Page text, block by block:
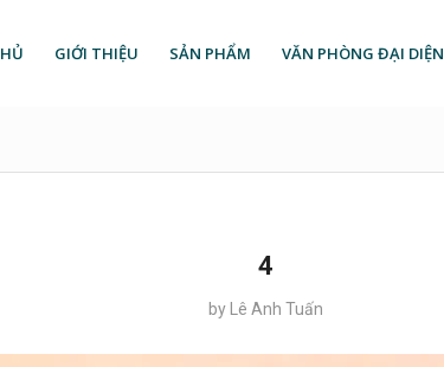
GIỚI THIỆU SẢN PHẨM VĂN PHÒNG ĐẠI DIỆN
4
by Lê Anh Tuấn